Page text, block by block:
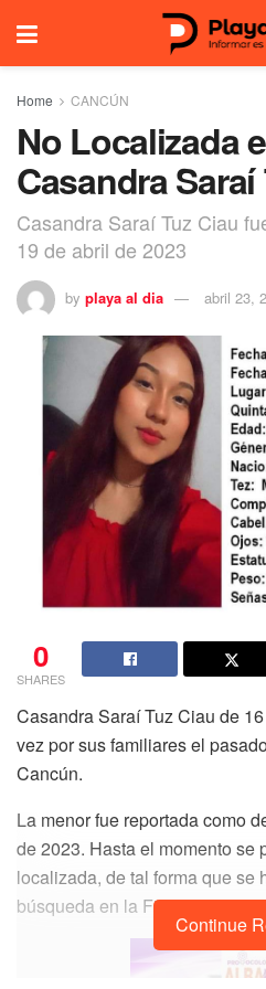
Home CANCÚN
No Localizada
Casandra Saraí
Casandra Saraí Tuz Ciau
19 de abril de 2023
by playa al dia abril 23,
0
SHARES
Casandra Saraí Tuz Ciau de
vez por sus familiares el
Cancún.
La menor fue reportada como
de 2023. Hasta el momento se
localizada, de tal forma que se
búsqueda en la Fiscalía
Continue